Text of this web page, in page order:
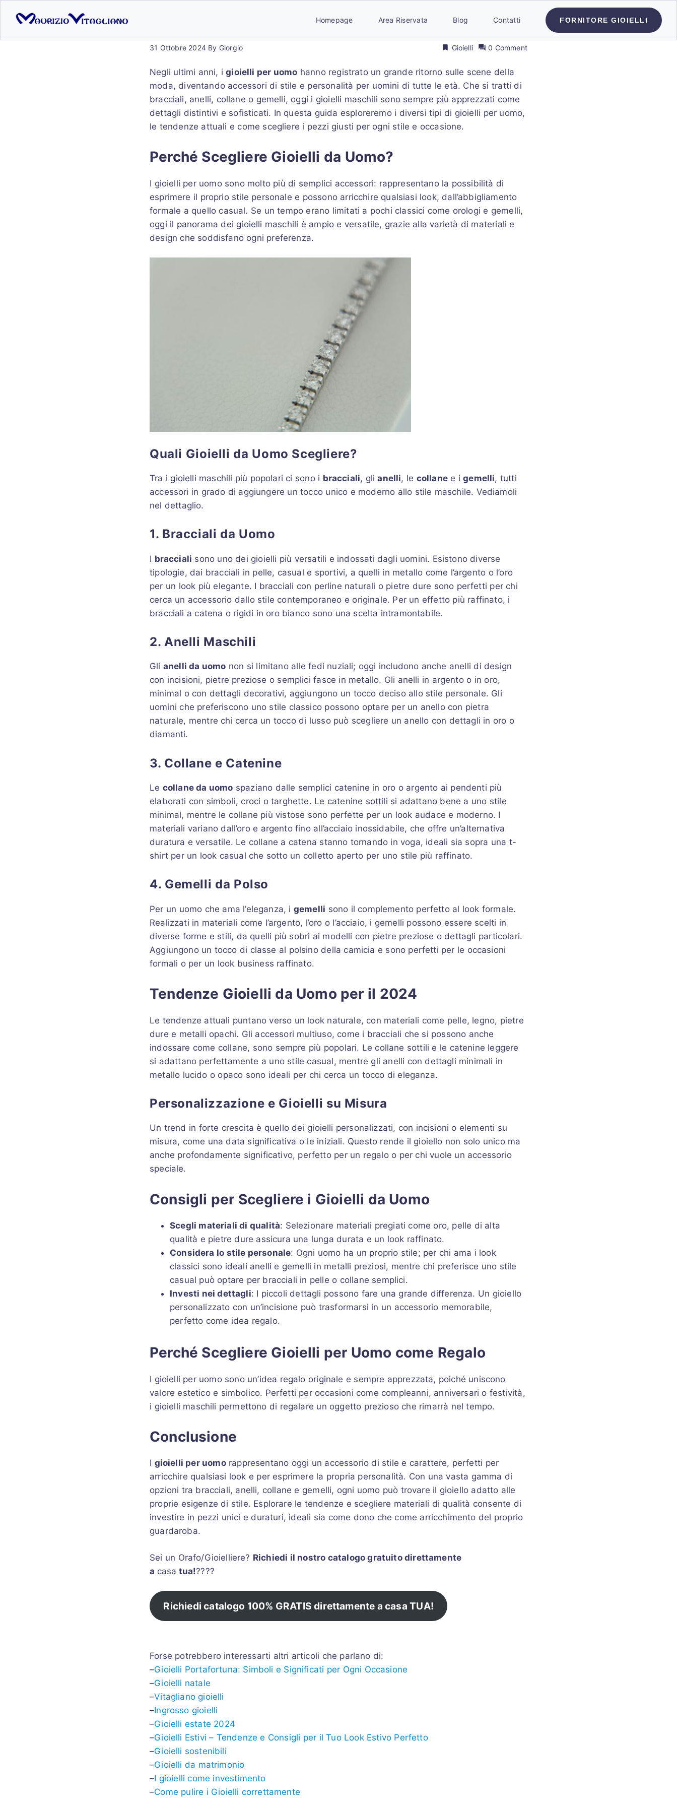
Homepage Area Riservata Blog Contatti FORNITORE GIOIELLI
31 Ottobre 2024 By Giorgio Gioielli 0 Comment
Negli ultimi anni, igioielli per uomo hanno registrato un grande ritorno sulle scene della
moda, diventando accessori di stile e personalità per uomini di tutte le età. Che si tratti di
bracciali, anelli, collane o gemelli, oggi i gioielli maschili sono sempre più apprezzati come
dettagli distintivi e sofisticati. In questa guida esploreremo i diversi tipi di gioielli per uomo,
le tendenze attuali e come scegliere i pezzi giusti per ogni stile e occasione.
Perché Scegliere Gioielli da Uomo?
I gioielli per uomo sono molto più di semplici accessori: rappresentano la possibilità di
esprimere il proprio stile personale e possono arricchire qualsiasi look, dall’abbigliamento
formale a quello casual. Se un tempo erano limitati a pochi classici come orologi e gemelli,
oggi il panorama dei gioielli maschili è ampio e versatile, grazie alla varietà di materiali e
design che soddisfano ogni preferenza.
Quali Gioielli da Uomo Scegliere?
Tra i gioielli maschili più popolari ci sono i bracciali, glianelli, le collanee igemelli, tutti
accessori in grado di aggiungere un tocco unico e moderno allo stile maschile. Vediamoli
nel dettaglio.
1. Bracciali da Uomo
I bracciali sono uno dei gioielli più versatili e indossati dagli uomini. Esistono diverse
tipologie, dai bracciali in pelle, casual e sportivi, a quelli in metallo come l’argento o l’oro
per un look più elegante. I bracciali con perline naturali o pietre dure sono perfetti per chi
cerca un accessorio dallo stile contemporaneo e originale. Per un effetto più raffinato, i
bracciali a catena o rigidi in oro bianco sono una scelta intramontabile.
2. Anelli Maschili
Gli anelli da uomo non si limitano alle fedi nuziali; oggi includono anche anelli di design
con incisioni, pietre preziose o semplici fasce in metallo. Gli anelli in argento o in oro,
minimal o con dettagli decorativi, aggiungono un tocco deciso allo stile personale. Gli
uomini che preferiscono uno stile classico possono optare per un anello con pietra
naturale, mentre chi cerca un tocco di lusso può scegliere un anello con dettagli in oro o
diamanti.
3. Collane e Catenine
Le collane da uomo spaziano dalle semplici catenine in oro o argento ai pendenti più
elaborati con simboli, croci o targhette. Le catenine sottili si adattano bene a uno stile
minimal, mentre le collane più vistose sono perfette per un look audace e moderno. I
materiali variano dall’oro e argento fino all’acciaio inossidabile, che offre un’alternativa
duratura e versatile. Le collane a catena stanno tornando in voga, ideali sia sopra una t-
shirt per un look casual che sotto un colletto aperto per uno stile più raffinato.
4. Gemelli da Polso
Per un uomo che ama l’eleganza, i gemelli sono il complemento perfetto al look formale.
Realizzati in materiali come l’argento, l’oro o l’acciaio, i gemelli possono essere scelti in
diverse forme e stili, da quelli più sobri ai modelli con pietre preziose o dettagli particolari.
Aggiungono un tocco di classe al polsino della camicia e sono perfetti per le occasioni
formali o per un look business raffinato.
Tendenze Gioielli da Uomo per il 2024
Le tendenze attuali puntano verso un look naturale, con materiali come pelle, legno, pietre
dure e metalli opachi. Gli accessori multiuso, come i bracciali che si possono anche
indossare come collane, sono sempre più popolari. Le collane sottili e le catenine leggere
si adattano perfettamente a uno stile casual, mentre gli anelli con dettagli minimali in
metallo lucido o opaco sono ideali per chi cerca un tocco di eleganza.
Personalizzazione e Gioielli su Misura
Un trend in forte crescita è quello dei gioielli personalizzati, con incisioni o elementi su
misura, come una data significativa o le iniziali. Questo rende il gioiello non solo unico ma
anche profondamente significativo, perfetto per un regalo o per chi vuole un accessorio
speciale.
Consigli per Scegliere i Gioielli da Uomo
Scegli materiali di qualità: Selezionare materiali pregiati come oro, pelle di alta
qualità e pietre dure assicura una lunga durata e un look raffinato.
Considera lo stile personale: Ogni uomo ha un proprio stile; per chi ama i look
classici sono ideali anelli e gemelli in metalli preziosi, mentre chi preferisce uno stile
casual può optare per bracciali in pelle o collane semplici.
Investi nei dettagli: I piccoli dettagli possono fare una grande differenza. Un gioiello
personalizzato con un’incisione può trasformarsi in un accessorio memorabile,
perfetto come idea regalo.
Perché Scegliere Gioielli per Uomo come Regalo
I gioielli per uomo sono un’idea regalo originale e sempre apprezzata, poiché uniscono
valore estetico e simbolico. Perfetti per occasioni come compleanni, anniversari o festività,
i gioielli maschili permettono di regalare un oggetto prezioso che rimarrà nel tempo.
Conclusione
I gioielli per uomorappresentano oggi un accessorio di stile e carattere, perfetti per
arricchire qualsiasi look e per esprimere la propria personalità. Con una vasta gamma di
opzioni tra bracciali, anelli, collane e gemelli, ogni uomo può trovare il gioiello adatto alle
proprie esigenze di stile. Esplorare le tendenze e scegliere materiali di qualità consente di
investire in pezzi unici e duraturi, ideali sia come dono che come arricchimento del proprio
guardaroba.
Sei un Orafo/Gioielliere? Richiedi il nostro catalogo gratuito direttamente
a casa tua!????
Richiedi catalogo 100% GRATIS direttamente a casa TUA!
Forse potrebbero interessarti altri articoli che parlano di:
–Gioielli Portafortuna: Simboli e Significati per Ogni Occasione
–Gioielli natale
–Vitagliano gioielli
–Ingrosso gioielli
–Gioielli estate 2024
–Gioielli Estivi – Tendenze e Consigli per il Tuo Look Estivo Perfetto
–Gioielli sostenibili
–Gioielli da matrimonio
–I gioielli come investimento
–Come pulire i Gioielli correttamente